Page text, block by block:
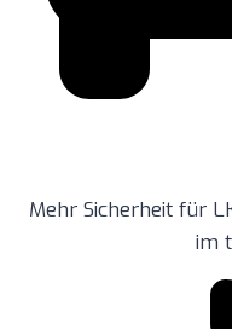
Mehr Sicherheit für
im